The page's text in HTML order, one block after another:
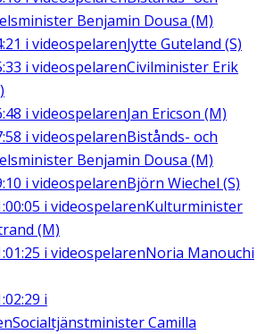
Benjamin Dousa (M)
i videospelarenJytte Guteland (S)
i videospelarenCivilminister Erik
i videospelarenJan Ericson (M)
i videospelarenBistånds- och
Benjamin Dousa (M)
i videospelarenBjörn Wiechel (S)
i videospelarenKulturminister
(M)
i videospelarenNoria Manouchi
i
Socialtjänstminister Camilla